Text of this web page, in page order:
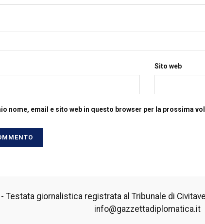
Sito web
nome, email e sito web in questo browser per la prossima
Testata giornalistica registrata al Tribunale di
info@gazzettadiplomatica.it